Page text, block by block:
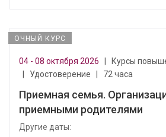
ОЧНЫЙ КУРС
04 - 08 октября 2026
Курсы
Удостоверение 72 часа
Приемная семья.
приемными родителями
Другие даты: